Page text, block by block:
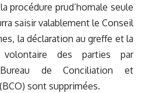
procédure prud’homale seule
saisir valablement le Conseil
la déclaration au greffe et la
volontaire des parties par
de Conciliation et
sont supprimées.